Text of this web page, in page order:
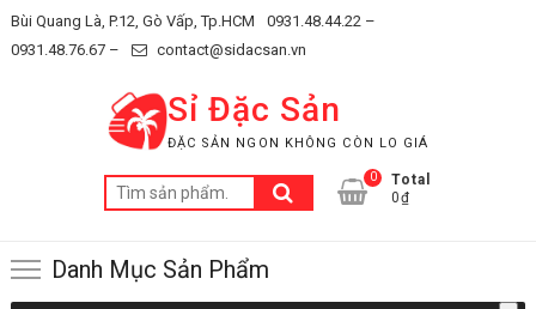
Skip
to
Bùi Quang Là, P.12, Gò Vấp, Tp.HCM
0931.48.44.22 –
0931.48.76.67 –
contact@sidacsan.vn
Sỉ Đặc Sản
ĐẶC SẢN NGON KHÔNG CÒN LO GIÁ
Tìm
kiếm:
0
Total
0₫
Danh Mục Sản Phẩm